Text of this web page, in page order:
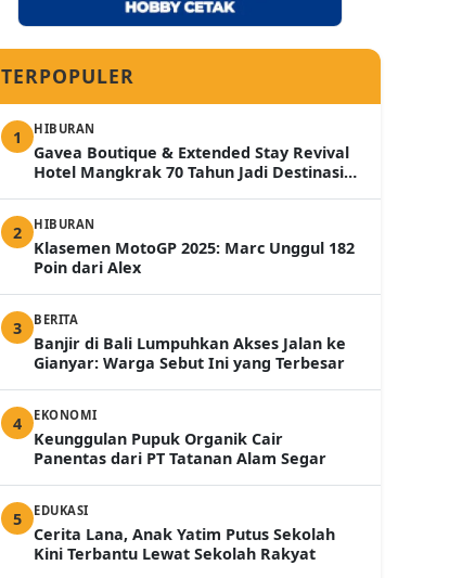
TERPOPULER
1 HIBURAN
Gavea Boutique & Extended Stay Revival
Hotel Mangkrak 70 Tahun Jadi Destinasi
2
HIBURAN
Klasemen MotoGP 2025: Marc Unggul 182
Poin dari Alex
3 BERITA
Banjir di Bali Lumpuhkan Akses Jalan ke
Gianyar: Warga Sebut Ini yang Terbesar
4 EKONOMI
Keunggulan Pupuk Organik Cair
Panentas dari PT Tatanan Alam Segar
5 EDUKASI
Cerita Lana, Anak Yatim Putus Sekolah
Kini Terbantu Lewat Sekolah Rakyat